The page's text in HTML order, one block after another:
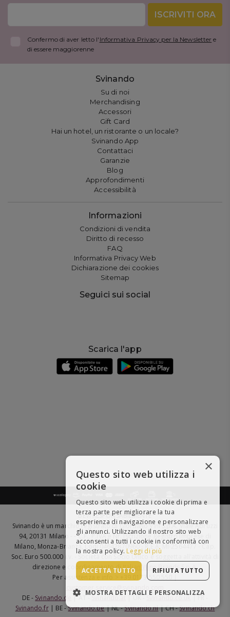
ISCRIVITI ORA
Confermo di aver letto l' Informativa Privacy per la Newsletter e
di essere maggiorenne
Svinando
Su di noi
Merchandising
Accessori
Gift Card
Hai un hotel, un ristorante o un locale?
Svinando App
Contattaci
Garanzie
Blog
Approfondimenti
Accessibilità
Informazioni
Condizioni di vendita
Diritto di recesso
FAQ
Informativa Privacy Web
Dichiarazione dei cookies
Sitemap
Seguici sui social
Scarica l'app
BEVI RESPONSABILMENTE
Svinando è un marchio registrato di Giordano Vini S.p.A. Viale Abruzzi
94, 20131 Milano - - C.F., P.IVA e Nr. Iscrizione Registro Imprese di
Milano, Monza-Brianza, Lodi 04642870960 - R.E.A. MI-2564477 - Cap.
Soc. Euro 500.000 i.v. - Società con Socio Unico e soggetta all'attività di
direzione e coordinamento diItalian Wine Brands S.p.A.
Per assistenza e info > +39 0173 550 550 |
customer.service@svinando.com
DE - Svinando.de | AT -Svinando.at | UK - Svinando.co.uk| FR -
Svinando.fr| BE -Svinando.be| NL -Svinando.nl| CH -Svinando.ch
×
Questo sito web utilizza i
cookie
Questo sito web utilizza i cookie di prima e
terza parte per migliorare la tua
esperienza di navigazione e personalizzare
gli annunci. Utilizzando il nostro sito web
acconsenti a tutti i cookie in conformità con
la nostra policy. Leggi di più
ACCETTA TUTTO RIFIUTA TUTTO
MOSTRA DETTAGLI E PERSONALIZZA
STRETTAMENTE NECESSARI